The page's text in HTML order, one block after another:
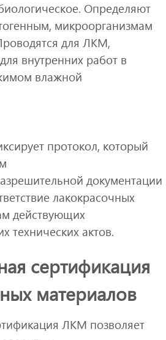
Определяют
микроорганизмам
для ЛКМ,
внутренних работ в
влажной
протокол, который
документации
лакокрасочных
действующих
технических актов.
сертификация
материалов
ЛКМ позволяет